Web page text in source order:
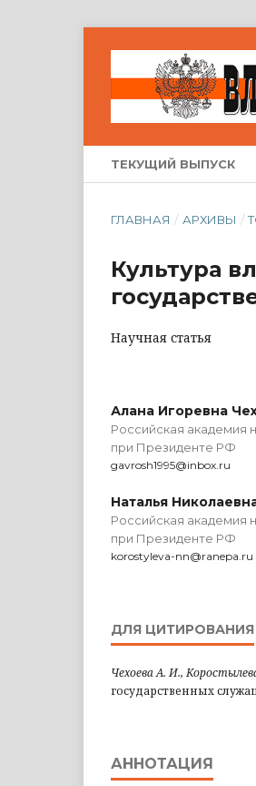
ТЕКУЩИЙ ВЫПУСК
ГЛАВНАЯ / АРХИВЫ /
Культура
Научная статья
Алана Игоревна
Российская академия
при Президенте РФ
gavrosh1995@inbox.ru
Наталья
Российская академия
при Президенте РФ
korostyleva-nn@ranepa.ru
ДЛЯ ЦИТИРОВАНИЯ
Чехоева А. И.,
государственных
АННОТАЦИЯ